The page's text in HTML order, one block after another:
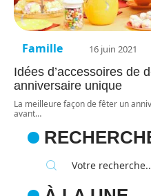
Famille 16 juin 2021
Idées d’accessoires de
anniversaire unique
La meilleure façon de fêter un
avant…